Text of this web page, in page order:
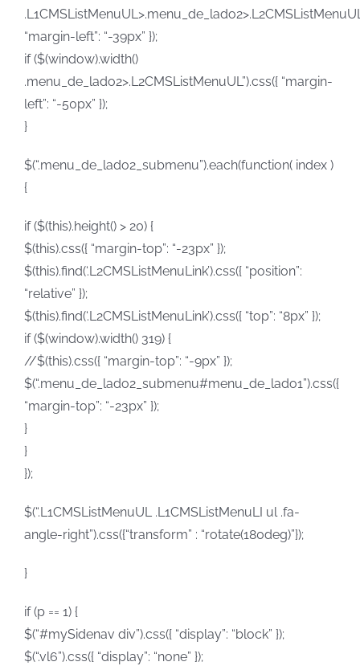
“margin-left”: “-39px” });
if ($(window).width()
.menu_de_lado2>.L2CMSListMenuUL”).css({ “margin-
left”: “-50px” });
}
$(“.menu_de_lado2_submenu”).each(function( index )
{
if ($(this).height() > 20) {
$(this).css({ “margin-top”: “-23px” });
$(this).find(‘.L2CMSListMenuLink’).css({ “position”:
“relative” });
$(this).find(‘.L2CMSListMenuLink’).css({ “top”: “8px” });
if ($(window).width() 319) {
//$(this).css({ “margin-top”: “-9px” });
$(“.menu_de_lado2_submenu#menu_de_lado1”).css({
“margin-top”: “-23px” });
}
}
});
$(“.L1CMSListMenuUL .L1CMSListMenuLI ul .fa-
angle-right”).css({“transform” : “rotate(180deg)”});
}
if (p == 1) {
$(“#mySidenav div”).css({ “display”: “block” });
$(“.vl6”).css({ “display”: “none” });